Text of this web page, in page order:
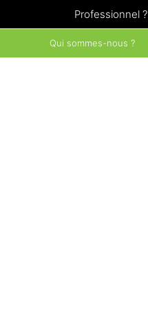
Professionnel ?
Qui sommes-nous ?